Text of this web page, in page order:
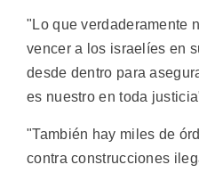
"Lo que verdaderamente
vencer a los israelíes en
desde dentro para
es nuestro en toda
"También hay miles de
contra construcciones